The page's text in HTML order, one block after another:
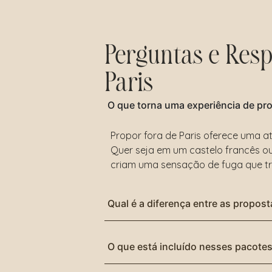
Perguntas e
Paris
O que torna uma experiência de
Propor fora de Paris oferece uma
Quer seja em um castelo francês
criam uma sensação de fuga que
Qual é a diferença entre as
O que está incluído nesses